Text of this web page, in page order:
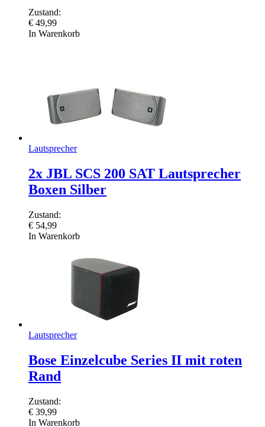
Zustand:
€ 49,99
In Warenkorb
Lautsprecher
2x JBL SCS 200 SAT Lautsprecher
Boxen Silber
Zustand:
€ 54,99
In Warenkorb
Lautsprecher
Bose Einzelcube Series II mit roten
Rand
Zustand:
€ 39,99
In Warenkorb